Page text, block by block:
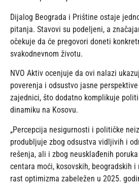
Dijalog Beograda i Prištine ostaje
pitanja. Stavovi su podeljeni, a
očekuje da će pregovori doneti
svakodnevnom životu.
NVO Aktiv ocenjuje da ovi nalazi
poverenja i odsustvo jasne
zajednici, što dodatno komplikuje
dinamiku na Kosovu.
„Percepcija nesigurnosti i političke
produbljuje zbog odsustva vidljivih i
rešenja, ali i zbog neusklađenih
centara moći, kosovskih, beogradskih
rast optimizma zabeležen u 2025.